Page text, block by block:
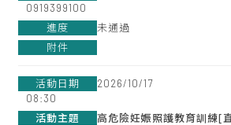
0919399100
未通過
2026/10/17
08:30
高危險妊娠照護教育訓練[